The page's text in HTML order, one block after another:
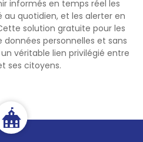
informés en temps réel les
quotidien, et les alerter en
solution gratuite pour les
personnelles et sans
véritable lien privilégié entre
ses citoyens.